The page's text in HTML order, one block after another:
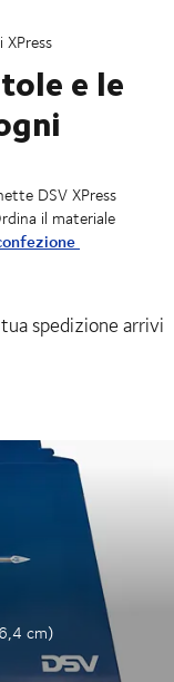
e le
DSV XPress
il materiale
spedizione arrivi
cm)